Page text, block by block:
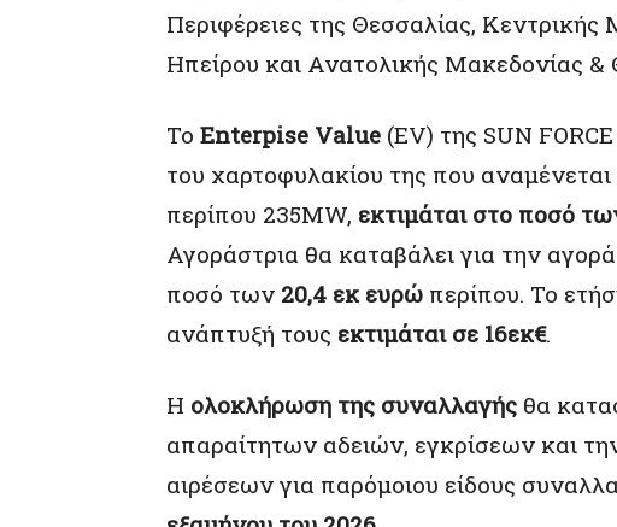
Περιφέρειες της Θεσσαλίας,
Ηπείρου και Ανατολικής Μακεδονίας &
Το Enterpise Value (EV) της SUN
του χαρτοφυλακίου της που
περίπου 235MW, εκτιμάται στο ποσό
Αγοράστρια θα καταβάλει για την
ποσό των 20,4 εκ ευρώ περίπου. Το
ανάπτυξή τους εκτιμάται σε 16εκ€.
Η ολοκλήρωση της συναλλαγής θα
απαραίτητων αδειών, εγκρίσεων και
αιρέσεων για παρόμοιου είδους